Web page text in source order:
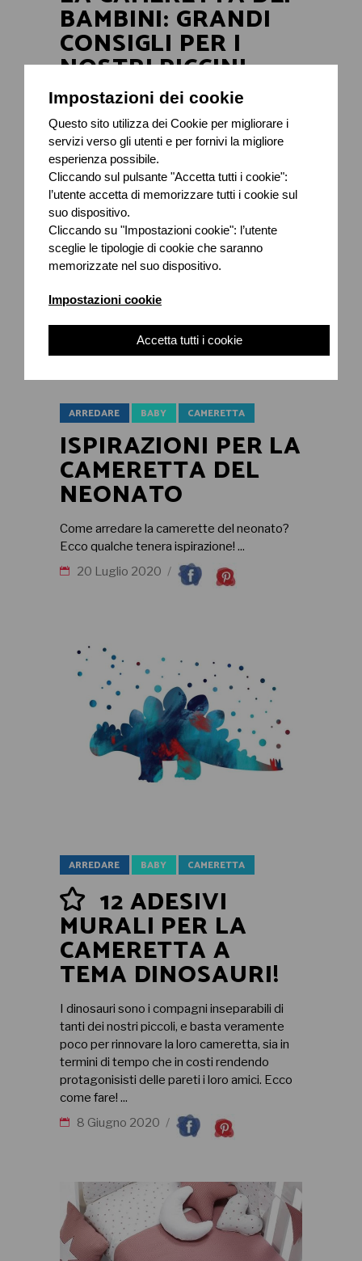
Impostazioni dei cookie
Questo sito utilizza dei Cookie per migliorare i
servizi verso gli utenti e per fornivi la migliore
esperienza possibile.
Cliccando sul pulsante "Accetta tutti i cookie":
l’utente accetta di memorizzare tutti i cookie sul
suo dispositivo.
Cliccando su "Impostazioni cookie": l’utente
sceglie le tipologie di cookie che saranno
memorizzate nel suo dispositivo.
Impostazioni cookie
Accetta tutti i cookie
BAMBINI: GRANDI
CONSIGLI PER I
NOSTRI PICCINI.
Quando i bimbi iniziano a crescere devono
essere protagonisti nella scelta dei colori e
dell'arredo della loro cameretta!
28 Luglio 2020
ARREDARE BABY CAMERETTA
ISPIRAZIONI PER LA
CAMERETTA DEL
NEONATO
Come arredare la camerette del neonato?
Ecco qualche tenera ispirazione!
20 Luglio 2020
ARREDARE BABY CAMERETTA
12 ADESIVI
MURALI PER LA
CAMERETTA A
TEMA DINOSAURI!
I dinosauri sono i compagni inseparabili di
tanti dei nostri piccoli, e basta veramente
poco per rinnovare la loro cameretta, sia in
termini di tempo che in costi rendendo
protagonisisti delle pareti i loro amici. Ecco
come fare!
8 Giugno 2020